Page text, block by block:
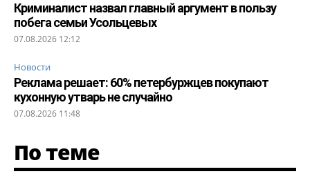
Криминалист назвал главный аргумент в пользу
побега семьи Усольцевых
07.08.2026 12:12
Новости
Реклама решает: 60% петербуржцев покупают
кухонную утварь не случайно
07.08.2026 11:48
По теме